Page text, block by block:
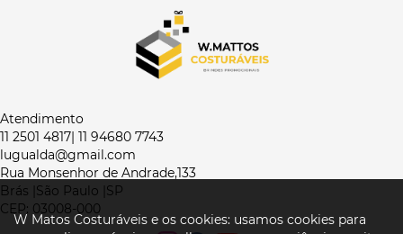
Atendimento
11 2501 4817| 11 94680 7743
lugualda@gmail.com
Rua Monsenhor de Andrade,133
Brás |São Paulo |SP
CEP: 03008-000
W Matos Costuráveis e os cookies: usamos cookies para